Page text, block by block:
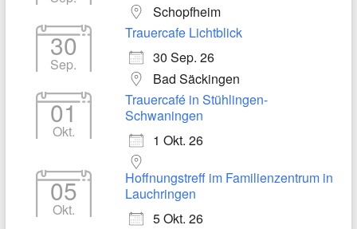
Schopfheim
30
Sep.
Trauercafe Lichtblick
30 Sep. 26
Bad Säckingen
01
Okt.
Trauercafé in Stühlingen-
Schwaningen
1 Okt. 26
05
Okt.
Hoffnungstreff im Familienzentrum in
Lauchringen
5 Okt. 26